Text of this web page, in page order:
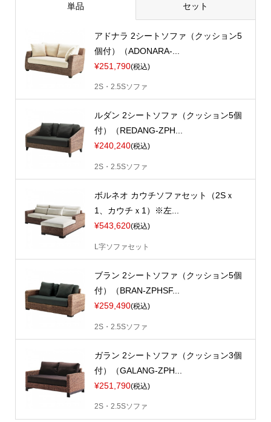
単品 セット
アドナラ 2シートソファ（クッション5
個付）（ADONARA-...
¥251,790(税込)
2S・2.5Sソファ
ルダン 2シートソファ（クッション5個
付）（REDANG-ZPH...
¥240,240(税込)
2S・2.5Sソファ
ボルネオ カウチソファセット（2Sｘ
1、カウチｘ1）※左...
¥543,620(税込)
L字ソファセット
ブラン 2シートソファ（クッション5個
付）（BRAN-ZPHSF...
¥259,490(税込)
2S・2.5Sソファ
ガラン 2シートソファ（クッション3個
付）（GALANG-ZPH...
¥251,790(税込)
2S・2.5Sソファ